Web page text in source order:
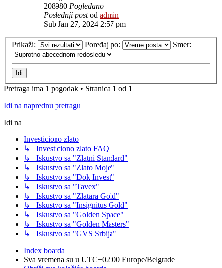
208980 Pogledano
Poslednji postod admin
Sub Jan 27, 2024 2:57 pm
Prikaži: Poređaj po: Smer:
Pretraga ima 1 pogodak • Stranica 1 od 1
Idi na naprednu pretragu
Idi na
Investiciono zlato
↳ Investiciono zlato FAQ
↳ Iskustvo sa "Zlatni Standard"
↳ Iskustvo sa "Zlato Moje"
↳ Iskustvo sa "Dok Invest"
↳ Iskustvo sa "Tavex"
↳ Iskustvo sa "Zlatara Gold"
↳ Iskustvo sa "Insignitus Gold"
↳ Iskustvo sa "Golden Space"
↳ Iskustvo sa "Golden Masters"
↳ Iskustvo sa "GVS Srbija"
Index boarda
Sva vremena su u UTC+02:00 Europe/Belgrade